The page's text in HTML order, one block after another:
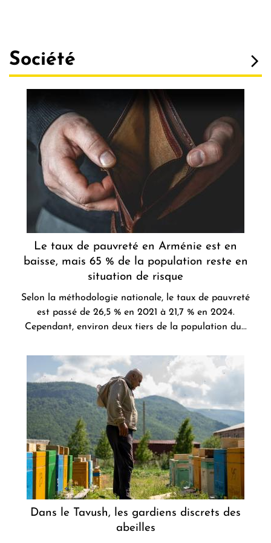
Société
Le taux de pauvreté en Arménie est en
baisse, mais 65 % de la population reste en
situation de risque
Selon la méthodologie nationale, le taux de pauvreté
est passé de 26,5 % en 2021 à 21,7 % en 2024.
Cependant, environ deux tiers de la population du...
Dans le Tavush, les gardiens discrets des
abeilles